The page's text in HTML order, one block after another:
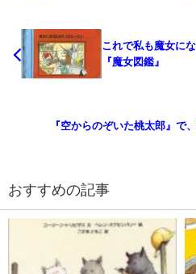
これで私も魔女に
『魔女図鑑』
『空からのぞいた桃太郎』で
おすすめの記事